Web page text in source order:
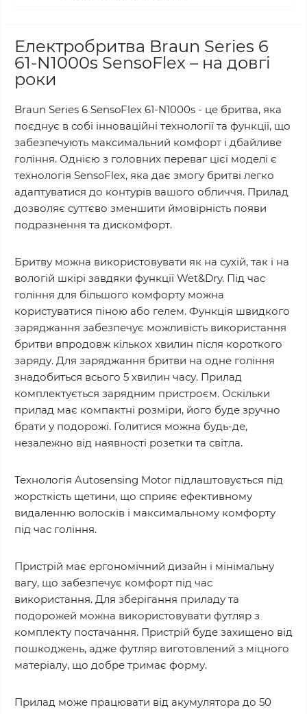
Електробритва Braun Series 6
61-N1000s SensoFlex – на довгі
роки
Braun Series 6 SensoFlex 61-N1000s - це бритва, яка
поєднує в собі інноваційні технології та функції, що
забезпечують максимальний комфорт і дбайливе
гоління. Однією з головних переваг цієї моделі є
технологія SensoFlex, яка дає змогу бритві легко
адаптуватися до контурів вашого обличчя. Прилад
дозволяє суттєво зменшити ймовірність появи
подразнення та дискомфорт.
Бритву можна використовувати як на сухій, так і на
вологій шкірі завдяки функції Wet&Dry. Під час
гоління для більшого комфорту можна
користуватися піною або гелем. Функція швидкого
заряджання забезпечує можливість використання
бритви впродовж кількох хвилин після короткого
заряду. Для заряджання бритви на одне гоління
знадобиться всього 5 хвилин часу. Прилад
комплектується зарядним пристроєм. Оскільки
прилад має компактні розміри, його буде зручно
брати у подорожі. Голитися можна будь-де,
незалежно від наявності розетки та світла.
Технологія Autosensing Motor підлаштовується під
жорсткість щетини, що сприяє ефективному
видаленню волосків і максимальному комфорту
під час гоління.
Пристрій має ергономічний дизайн і мінімальну
вагу, що забезпечує комфорт під час
використання. Для зберігання приладу та
подорожей можна використовувати футляр з
комплекту постачання. Пристрій буде захищено від
пошкоджень, адже футляр виготовлений з міцного
матеріалу, що добре тримає форму.
Прилад може працювати від акумулятора до 50